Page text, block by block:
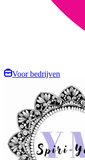
Voor bedrijven